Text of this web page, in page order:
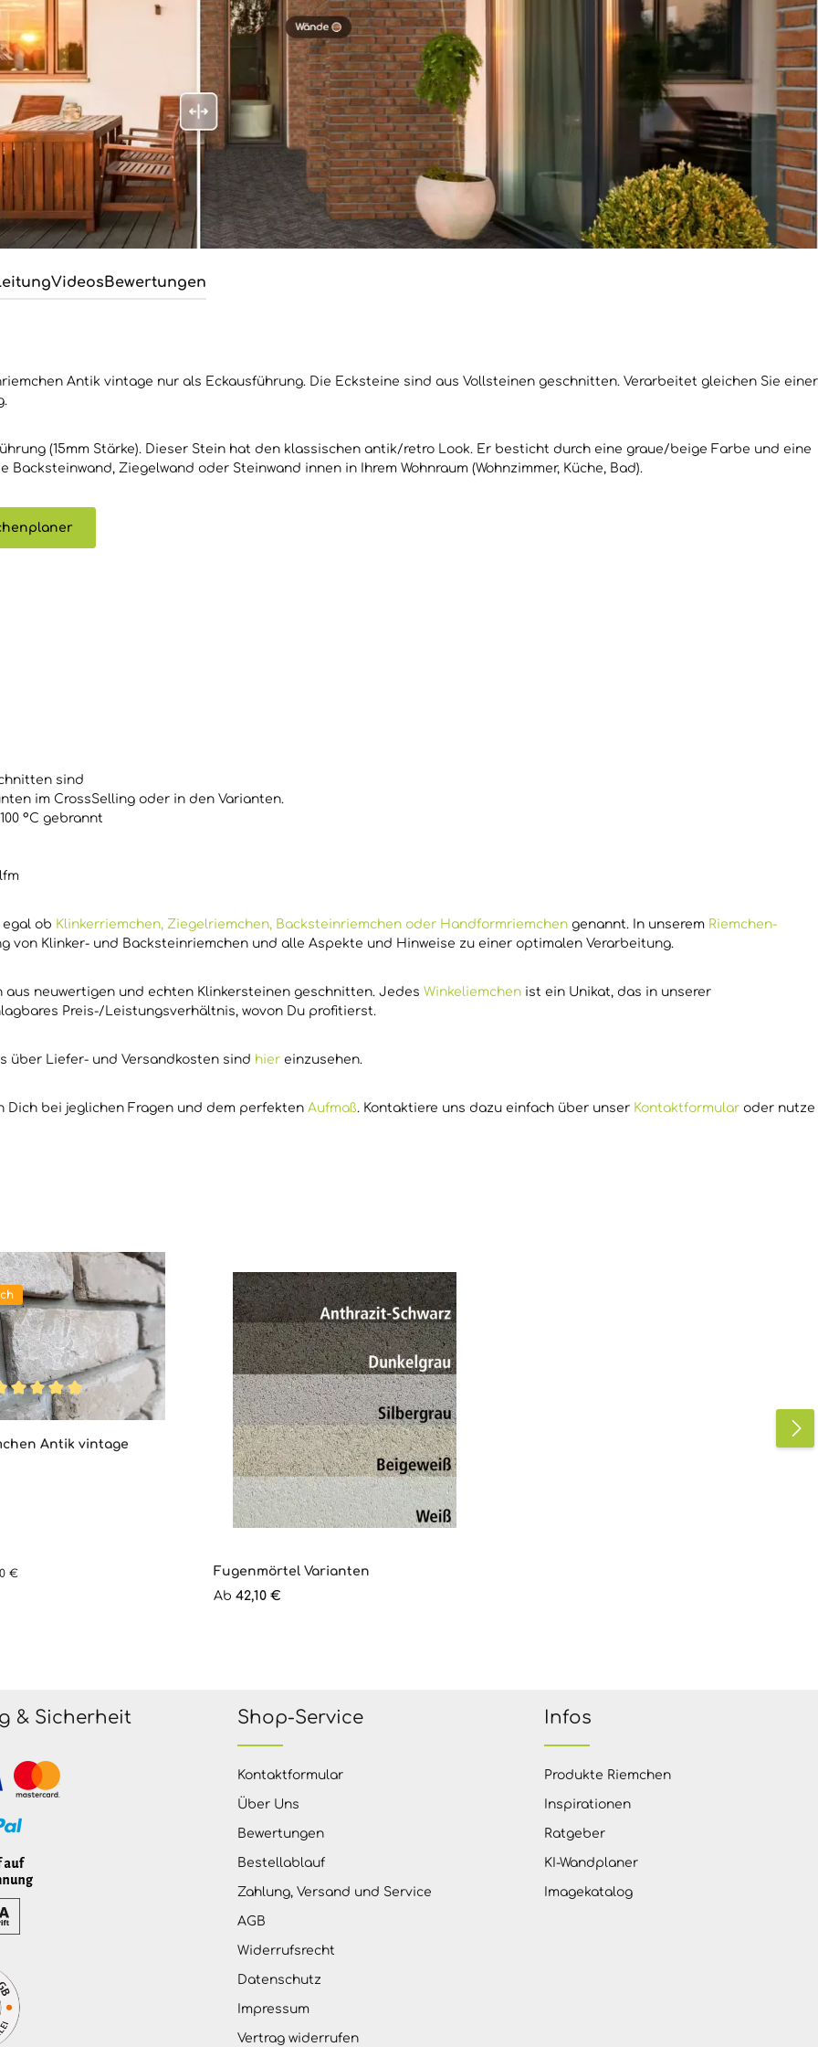
VideosBewertungen
Antik vintage nur als Eckausführung. Die Ecksteine sind aus Vollsteinen geschnitten. Verarbeitet gleichen Sie einer
(15mm Stärke). Dieser Stein hat den klassischen antik/retro Look. Er besticht durch eine graue/beige Farbe und eine
Ziegelwand oder Steinwand innen in Ihrem Wohnraum (Wohnzimmer, Küche, Bad).
sind
im CrossSelling oder in den Varianten.
°C gebrannt
egal ob Klinkerriemchen, Ziegelriemchen, Backsteinriemchen oder Handformriemchen genannt. In unserem Riemchen-
Klinker- und Backsteinriemchen und alle Aspekte und Hinweise zu einer optimalen Verarbeitung.
aus neuwertigen und echten Klinkersteinen geschnitten. Jedes Winkeliemchen ist ein Unikat, das in unserer
Preis-/Leistungsverhältnis, wovon Du profitierst.
über Liefer- und Versandkosten sind hier einzusehen.
bei jeglichen Fragen und dem perfekten Aufmaß. Kontaktiere uns dazu einfach über unser Kontaktformular oder nutze
Bewertung von 5 von 5 Sternen
Antik vintage
€
Fugenmörtel Varianten
Regulärer Preis:
Ab42,10 €
& Sicherheit Shop-Service
Kontaktformular
Über Uns
Bewertungen
Bestellablauf
Zahlung, Versand und Service
AGB
Widerrufsrecht
Datenschutz
Impressum
Vertrag widerrufen
Infos
Produkte Riemchen
Inspirationen
Ratgeber
KI-Wandplaner
Imagekatalog